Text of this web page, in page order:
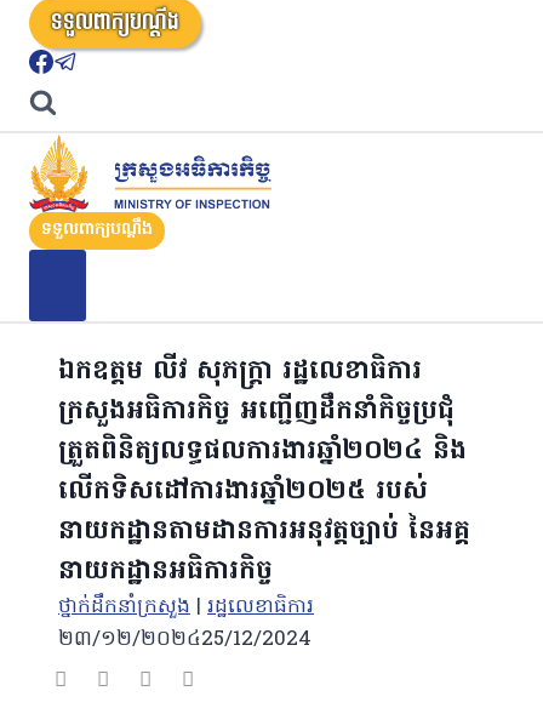
ទទួលពាក្យបណ្តឹង
ទទួលពាក្យបណ្តឹង
ឯកឧត្តម លីវ សុភក្ត្រា រដ្ឋលេខាធិការ
ក្រសួងអធិការកិច្ច អញ្ជើញដឹកនាំកិច្ចប្រជុំ
ត្រួតពិនិត្យលទ្ធផលការងារឆ្នាំ២០២៤ និង
លើកទិសដៅការងារឆ្នាំ២០២៥ របស់
នាយកដ្ឋានតាមដានការអនុវត្តច្បាប់ នៃអគ្គ
នាយកដ្ឋានអធិការកិច្ច
ថ្នាក់ដឹកនាំក្រសួង | រដ្ឋលេខាធិការ
២៣/១២/២០២៤25/12/2024